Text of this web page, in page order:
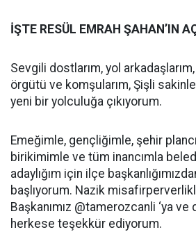
İŞTE RESÜL EMRAH ŞAHAN’IN
Sevgili dostlarım, yol
örgütü ve komşularım, Şişli
yeni bir yolculuğa çıkıyorum.
Emeğimle, gençliğimle, şehir
birikimimle ve tüm inancımla
adaylığım için ilçe
başlıyorum. Nazik
Başkanımız @tamerozcanli ‘ya
herkese teşekkür ediyorum.